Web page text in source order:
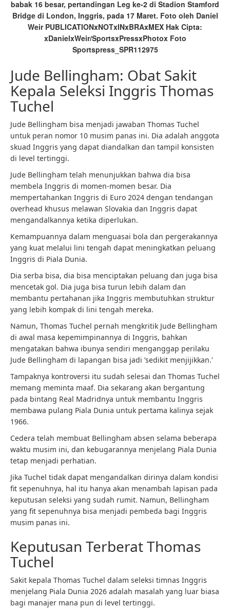
babak 16 besar, pertandingan Leg ke-2 di Stadion Stamford
Bridge di London, Inggris, pada 17 Maret. Foto oleh Daniel
Weir PUBLICATIONxNOTxINxBRAxMEX Hak Cipta:
xDanielxWeir/SportsxPressxPhotox Foto
Sportspress_SPR112975
Jude Bellingham: Obat Sakit
Kepala Seleksi Inggris Thomas
Tuchel
Jude Bellingham bisa menjadi jawaban Thomas Tuchel
untuk peran nomor 10 musim panas ini. Dia adalah anggota
skuad Inggris yang dapat diandalkan dan tampil konsisten
di level tertinggi.
Jude Bellingham telah menunjukkan bahwa dia bisa
membela Inggris di momen-momen besar. Dia
mempertahankan Inggris di Euro 2024 dengan tendangan
overhead khusus melawan Slovakia dan Inggris dapat
mengandalkannya ketika diperlukan.
Kemampuannya dalam menguasai bola dan pergerakannya
yang kuat melalui lini tengah dapat meningkatkan peluang
Inggris di Piala Dunia.
Dia serba bisa, dia bisa menciptakan peluang dan juga bisa
mencetak gol. Dia juga bisa turun lebih dalam dan
membantu pertahanan jika Inggris membutuhkan struktur
yang lebih kompak di lini tengah mereka.
Namun, Thomas Tuchel pernah mengkritik Jude Bellingham
di awal masa kepemimpinannya di Inggris, bahkan
mengatakan bahwa ibunya sendiri menganggap perilaku
Jude Bellingham di lapangan bisa jadi ’sedikit menjijikkan.’
Tampaknya kontroversi itu sudah selesai dan Thomas Tuchel
memang meminta maaf. Dia sekarang akan bergantung
pada bintang Real Madridnya untuk membantu Inggris
membawa pulang Piala Dunia untuk pertama kalinya sejak
1966.
Cedera telah membuat Bellingham absen selama beberapa
waktu musim ini, dan kebugarannya menjelang Piala Dunia
tetap menjadi perhatian.
Jika Tuchel tidak dapat mengandalkan dirinya dalam kondisi
fit sepenuhnya, hal itu hanya akan menambah lapisan pada
keputusan seleksi yang sudah rumit. Namun, Bellingham
yang fit sepenuhnya bisa menjadi pembeda bagi Inggris
musim panas ini.
Keputusan Terberat Thomas
Tuchel
Sakit kepala Thomas Tuchel dalam seleksi timnas Inggris
menjelang Piala Dunia 2026 adalah masalah yang luar biasa
bagi manajer mana pun di level tertinggi.